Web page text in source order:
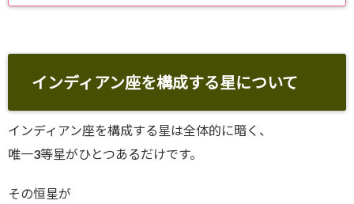
インディアン座を構成する星について
インディアン座を構成する星は全体的に暗く、
唯一3等星がひとつあるだけです。
その恒星が